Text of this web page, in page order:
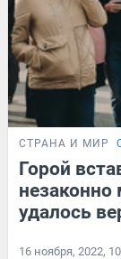
СТРАНА И МИР
Горой
удалось
16 ноября, 2022,